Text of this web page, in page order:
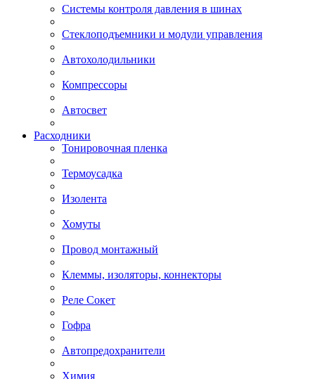
Системы контроля давления в шинах
Стеклоподъемники и модули управления
Автохолодильники
Компрессоры
Автосвет
Расходники
Тонировочная пленка
Термоусадка
Изолента
Хомуты
Провод монтажный
Клеммы, изоляторы, коннекторы
Реле Сокет
Гофра
Автопредохранители
Химия